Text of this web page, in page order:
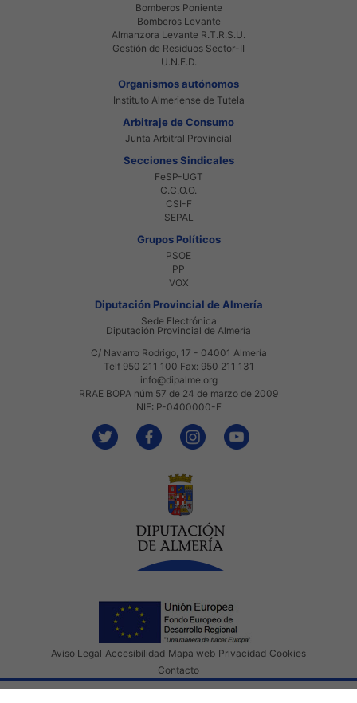
Bomberos Poniente
Bomberos Levante
Almanzora Levante R.T.R.S.U.
Gestión de Residuos Sector-II
U.N.E.D.
Organismos autónomos
Instituto Almeriense de Tutela
Arbitraje de Consumo
Junta Arbitral Provincial
Secciones Sindicales
FeSP-UGT
C.C.O.O.
CSI-F
SEPAL
Grupos Políticos
PSOE
PP
VOX
Diputación Provincial de Almería
Sede Electrónica
Diputación Provincial de Almería
C/ Navarro Rodrigo, 17 - 04001 Almería
Telf 950 211 100 Fax: 950 211 131
info@dipalme.org
RRAE BOPA núm 57 de 24 de marzo de 2009
NIF: P-0400000-F
Aviso Legal Accesibilidad Mapa web Privacidad Cookies
Contacto